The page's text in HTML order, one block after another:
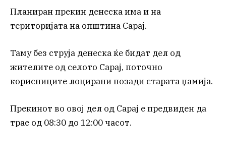
Планиран прекин денеска има и на
територијата на општина Сарај.
Таму без струја денеска ќе бидат дел од
жителите од селото Сарај, поточно
корисниците лоцирани позади старата џамија.
Прекинот во овој дел од Сарај е предвиден да
трае од 08:30 до 12:00 часот.